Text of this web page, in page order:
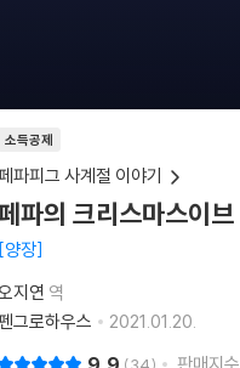
소득공제
파피그 사계절 이야기
파의 크리스마스이브
양장
지연 역
그로하우스
2021.01.20.